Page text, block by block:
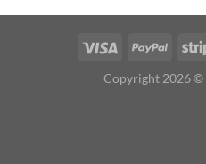
Copyright 2026 ©